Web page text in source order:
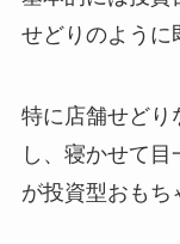
せどりのように
特に店舗せどり
し、寝かせて
が投資型おもち